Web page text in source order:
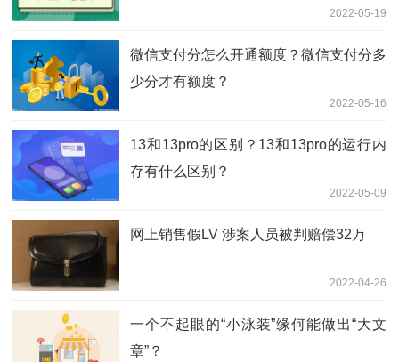
2022-05-19
微信支付分怎么开通额度？微信支付分多
少分才有额度？
2022-05-16
13和13pro的区别？13和13pro的运行内
存有什么区别？
2022-05-09
网上销售假LV 涉案人员被判赔偿32万
2022-04-26
一个不起眼的“小泳装”缘何能做出“大文
章”？